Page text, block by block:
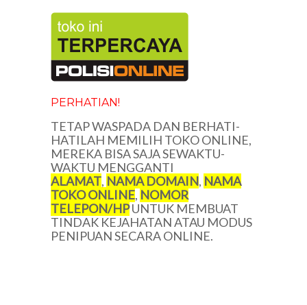
PERHATIAN!
TETAP WASPADA DAN BERHATI-
HATILAH MEMILIH TOKO ONLINE,
MEREKA BISA SAJA SEWAKTU-
WAKTU MENGGANTI
ALAMAT, NAMA DOMAIN, NAMA
TOKO ONLINE, NOMOR
TELEPON/HPUNTUK MEMBUAT
TINDAK KEJAHATAN ATAU MODUS
PENIPUAN SECARA ONLINE.